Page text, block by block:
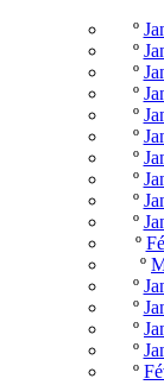
º
º
º
º
º
º
º
º
º
º
º
º
º
º
º
º
º